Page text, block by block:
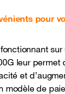
pour
leur permet
et
modèle de